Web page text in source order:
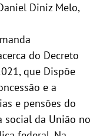
Diniz Melo,
do Decreto
que Dispõe
e a
e pensões do
social da União no